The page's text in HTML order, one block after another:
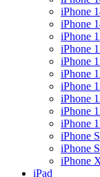
iPhone
iPhone
iPhone
iPhone
iPhone
iPhone
iPhone
iPhone
iPhone
iPhone
iPhone
iPhone
iPhone
iPad